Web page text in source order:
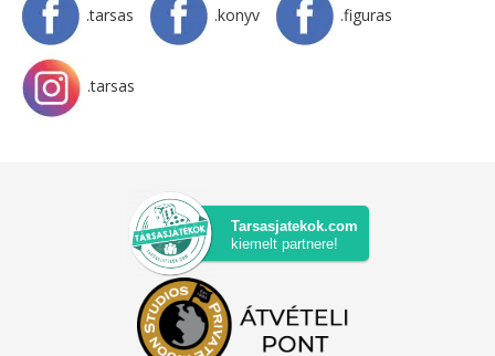
.tarsas .konyv .figuras
.tarsas
Tarsasjatekok.com
kiemelt partnere!